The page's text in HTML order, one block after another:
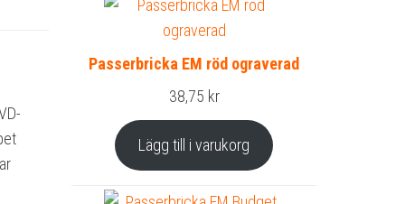
Passerbricka EM röd ograverad
38,75 kr
Lägg till i varukorg